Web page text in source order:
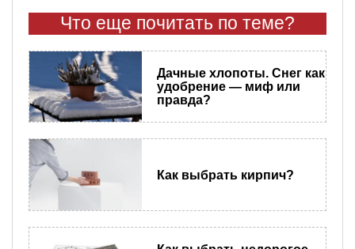
Что еще почитать по теме?
Дачные хлопоты. Снег как
удобрение — миф или
правда?
Как выбрать кирпич?